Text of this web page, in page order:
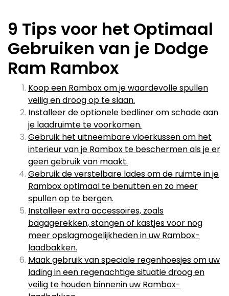
9 Tips voor het Optimaal
Gebruiken van je Dodge
Ram Rambox
Koop een Rambox om je waardevolle spullen
veilig en droog op te slaan.
Installeer de optionele bedliner om schade aan
je laadruimte te voorkomen.
Gebruik het uitneembare vloerkussen om het
interieur van je Rambox te beschermen als je er
geen gebruik van maakt.
Gebruik de verstelbare lades om de ruimte in je
Rambox optimaal te benutten en zo meer
spullen op te bergen.
Installeer extra accessoires, zoals
bagagerekken, stangen of kastjes voor nog
meer opslagmogelijkheden in uw Rambox-
laadbakken.
Maak gebruik van speciale regenhoesjes om uw
lading in een regenachtige situatie droog en
veilig te houden binnenin uw Rambox-